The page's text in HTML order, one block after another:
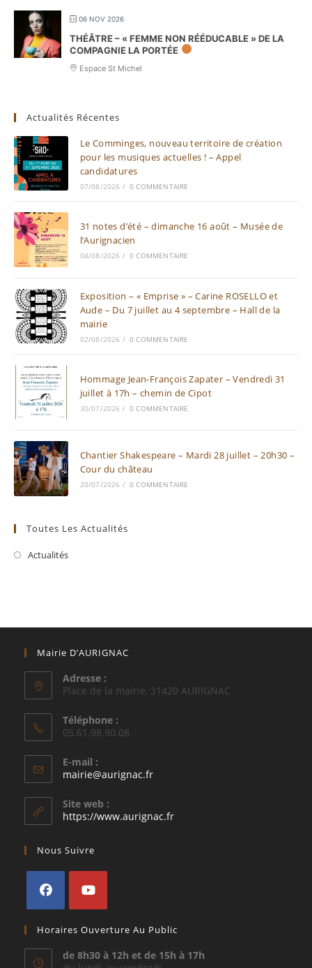
06 NOV 2026
THÉÂTRE – « FEMME NON RÉÉDUCABLE » DE LA
COMPAGNIE LA PORTÉE
Espace St Michel
Actualités Récentes
Le Comminges, nouveau territoire de création
pour les musiques actuelles ! – Appel
candidatures
07/08/2026 / 0 COMMENTAIRE
31 notes d’été – dimanche 16 août – Musée de
l’Aurignacien
04/08/2026 / 0 COMMENTAIRE
Exposition – « Emprise » – Carine ROSELLO et
Aude – Du 7 juillet au 4 septembre – Hall de la
mairie
02/08/2026 / 0 COMMENTAIRE
Hommage Jean-François Zapater – Vendredi 31
juillet à 17h – chemin de Cipot
30/07/2026 / 0 COMMENTAIRE
Chantier Shakespeare – Mardi 28 juillet – 20h30 –
Cour du château
20/07/2026 / 0 COMMENTAIRE
Toutes Les Actualités
Actualités
Mairie D’AURIGNAC
Adresse :
Place de la mairie, 31420 AURIGNAC
Téléphone :
05.61.98.90.08
E-mail :
mairie@aurignac.frS’ouvre
application
Site web :
https://www.aurignac.fr
Nous Suivre
dans
un
dans
un
Horaires Ouverture Au Public
de 8h30 à 12h et de 15h à 17h